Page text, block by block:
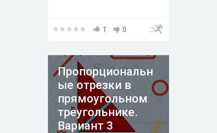
1 0
Пропорциональн
ые отрезки в
прямоугольном
треугольнике.
Вариант 3